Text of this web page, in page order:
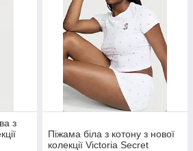
з
Піжама біла з котону з нової
колекції Victoria Secret